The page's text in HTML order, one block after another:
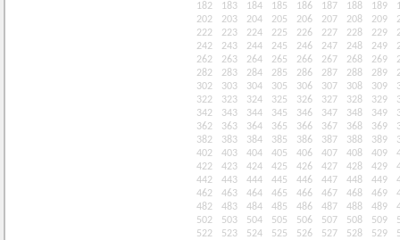
182
183 184 185 186 187 188 189
202
203 204 205 206 207 208 209
222
223 224 225 226 227 228 229
242
243 244 245 246 247 248 249
262
263 264 265 266 267 268 269
282
283 284 285 286 287 288 289
302
303 304 305 306 307 308 309
322
323 324 325 326 327 328 329
342
343 344 345 346 347 348 349
362
363 364 365 366 367 368 369
382
383 384 385 386 387 388 389
402
403 404 405 406 407 408 409
422
423 424 425 426 427 428 429
442
443 444 445 446 447 448 449
462
463 464 465 466 467 468 469
482
483 484 485 486 487 488 489
502
503 504 505 506 507 508 509
522
523 524 525 526 527 528 529